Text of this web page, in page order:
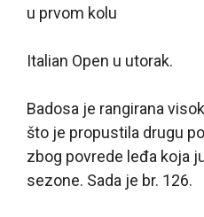
u prvom kolu
Italian Open u utorak.
Badosa je rangirana
što je propustila drugu
zbog povrede leđa koja
sezone. Sada je br. 126.